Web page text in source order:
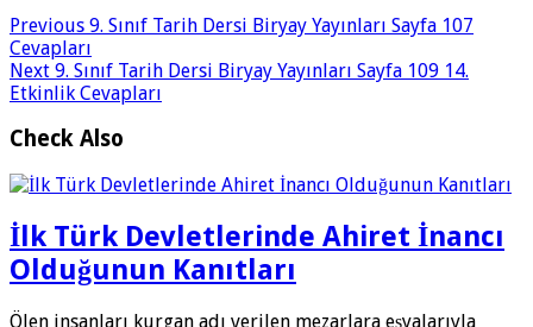
Previous 9. Sınıf Tarih Dersi Biryay Yayınları Sayfa 107
Cevapları
Next 9. Sınıf Tarih Dersi Biryay Yayınları Sayfa 109 14.
Etkinlik Cevapları
Check Also
İlk Türk Devletlerinde Ahiret İnancı
Olduğunun Kanıtları
Ölen insanları kurgan adı verilen mezarlara eşyalarıyla